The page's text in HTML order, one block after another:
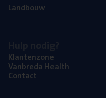
Land­bouw
Klan­ten­zo­ne
Van­b­re­da Health
Con­tact